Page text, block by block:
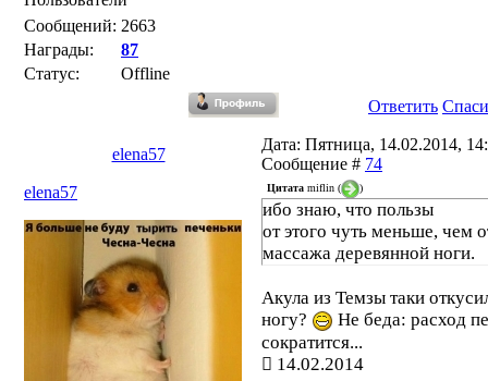
Сообщений: 2663
Награды:
87
Статус:
Offline
Ответить
elena57
Дата: Пятница, 14.02.2014,
Сообщение # 74
elena57
Цитата miflin ( )
ибо знаю, что пользы
от этого чуть меньше, чем
массажа деревянной ноги.
Акула из Темзы таки
ногу?
Не беда: расход
сократится...
14.02.2014